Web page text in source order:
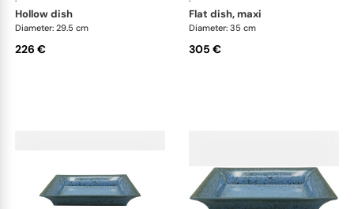
hollow dish
Diameter: 29.5 cm
226 €
flat dish, maxi
Diameter: 35 cm
305 €